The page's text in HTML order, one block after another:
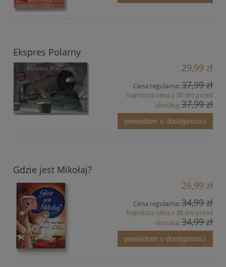
Ekspres Polarny
29,99 zł
Cena regularna:37,99 zł
Najniższa cena z 30 dni przed
obniżką:37,99 zł
powiadom o dostępności
Gdzie jest Mikołaj?
26,99 zł
Cena regularna:34,99 zł
Najniższa cena z 30 dni przed
obniżką:34,99 zł
powiadom o dostępności